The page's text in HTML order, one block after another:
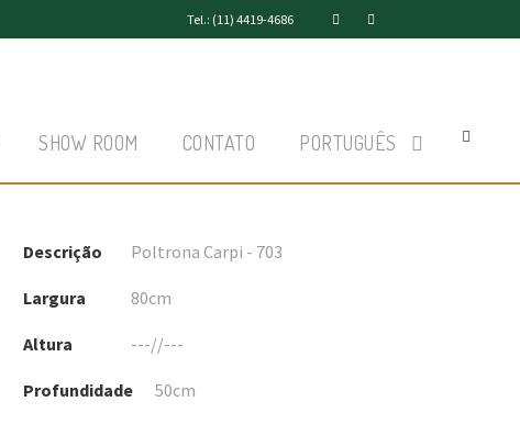
Tel.: (11) 4419-4686
SHOW ROOM CONTATO PORTUGUÊS
Descrição Poltrona Carpi - 703
Largura 80cm
Altura ---//---
Profundidade 50cm